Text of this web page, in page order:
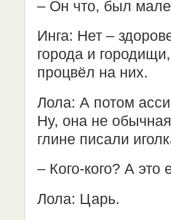
– Он что, был
Инга: Нет –
города и
процвёл на них.
Лола: А потом
Ну, она не
глине писали
– Кого-кого? А это
Лола: Царь.